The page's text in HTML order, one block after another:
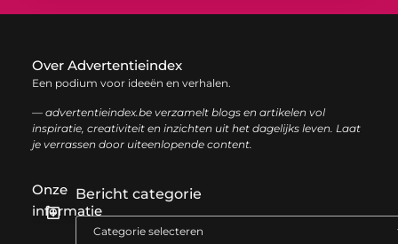
Over Advertentieindex
Een podium voor ideeën en verhalen.
— advertentieindex.be verzamelt blogs en artikelen vol
inspiratie, creativiteit en inzichten uit het dagelijks leven. Laat
je verrassen door uiteenlopende content.
Onze
informatie
Bericht categorie